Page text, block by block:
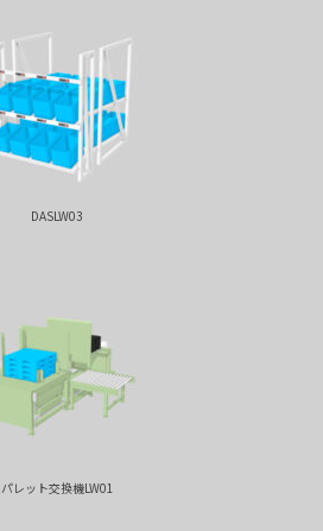
DASLW03
パレット交換機LW01